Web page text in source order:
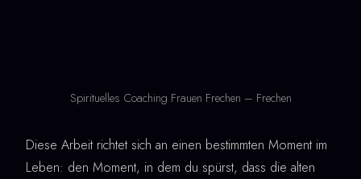
Spirituelles Coaching Frauen Frechen – Frechen
Diese Arbeit richtet sich an einen bestimmten Moment im
Leben: den Moment, in dem du spürst, dass die alten